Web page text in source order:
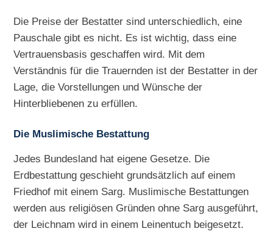
Die Preise der Bestatter sind unterschiedlich, eine
Pauschale gibt es nicht. Es ist wichtig, dass eine
Vertrauensbasis geschaffen wird. Mit dem
Verständnis für die Trauernden ist der Bestatter in der
Lage, die Vorstellungen und Wünsche der
Hinterbliebenen zu erfüllen.
Die Muslimische Bestattung
Jedes Bundesland hat eigene Gesetze. Die
Erdbestattung geschieht grundsätzlich auf einem
Friedhof mit einem Sarg. Muslimische Bestattungen
werden aus religiösen Gründen ohne Sarg ausgeführt,
der Leichnam wird in einem Leinentuch beigesetzt.